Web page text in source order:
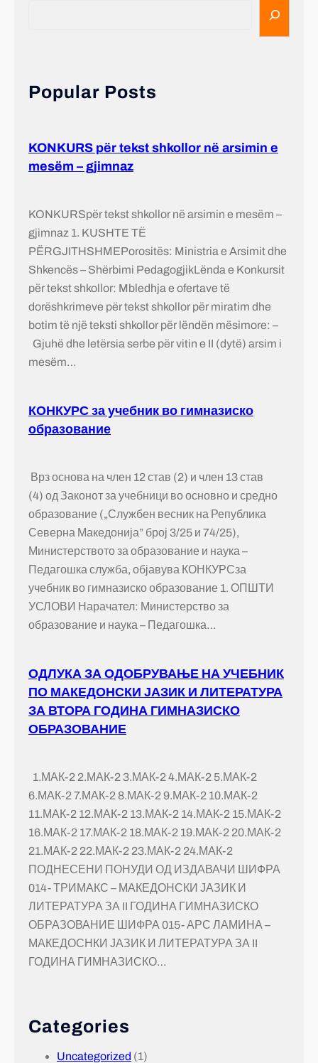
Popular Posts
KONKURS për tekst shkollor në arsimin e
mesëm – gjimnaz
KONKURSpër tekst shkollor në arsimin e mesëm –
gjimnaz 1. KUSHTE TË
PËRGJITHSHMEPorositës: Ministria e Arsimit dhe
Shkencës – Shërbimi PedagogjikLënda e Konkursit
për tekst shkollor: Mbledhja e ofertave të
dorëshkrimeve për tekst shkollor për miratim dhe
botim të një teksti shkollor për lëndën mësimore: –
Gjuhë dhe letërsia serbe për vitin e II (dytë) arsim i
mesëm…
КОНКУРС за учебник во гимназиско
образование
Врз основа на член 12 став (2) и член 13 став
(4) од Законот за учебници во основно и средно
образование („Службен весник на Република
Северна Македонија” број 3/25 и 74/25),
Министерството за образование и наука –
Педагошка служба, објавува КОНКУРСза
учебник во гимназиско образование 1. ОПШТИ
УСЛОВИ Нарачател: Министерство за
образование и наука – Педагошка…
ОДЛУКА ЗА ОДОБРУВАЊЕ НА УЧЕБНИК
ПО МАКЕДОНСКИ ЈАЗИК И ЛИТЕРАТУРА
ЗА ВТОРА ГОДИНА ГИМНАЗИСКО
ОБРАЗОВАНИЕ
1.МАК-2 2.МАК-2 3.МАК-2 4.МАК-2 5.МАК-2
6.МАК-2 7.МАК-2 8.МАК-2 9.МАК-2 10.МАК-2
11.МАК-2 12.МАК-2 13.МАК-2 14.МАК-2 15.МАК-2
16.МАК-2 17.МАК-2 18.МАК-2 19.МАК-2 20.МАК-2
21.МАК-2 22.МАК-2 23.МАК-2 24.МАК-2
ПОДНЕСЕНИ ПОНУДИ ОД ИЗДАВАЧИ ШИФРА
014- ТРИМАКС – МАКЕДОНСКИ ЈАЗИК И
ЛИТЕРАТУРА ЗА II ГОДИНА ГИМНАЗИСКО
ОБРАЗОВАНИЕ ШИФРА 015- АРС ЛАМИНА –
МАКЕДОСНКИ ЈАЗИК И ЛИТЕРАТУРА ЗА II
ГОДИНА ГИМНАЗИСКО…
Categories
Uncategorized (1)